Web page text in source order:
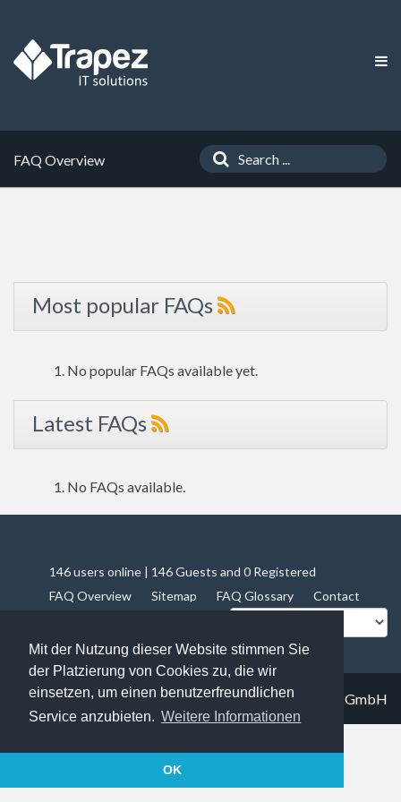
Mit der Nutzung dieser Website stimmen Sie
der Platzierung von Cookies zu, die wir
einsetzen, um einen benutzerfreundlichen
Service anzubieten. Weitere Informationen
OK
FAQ Overview
Most popular FAQs
No popular FAQs available yet.
Latest FAQs
No FAQs available.
146 users online | 146 Guests and 0 Registered
FAQ Overview
Sitemap FAQ Glossary
Contact
© 2019Trapez IT solutions GmbH